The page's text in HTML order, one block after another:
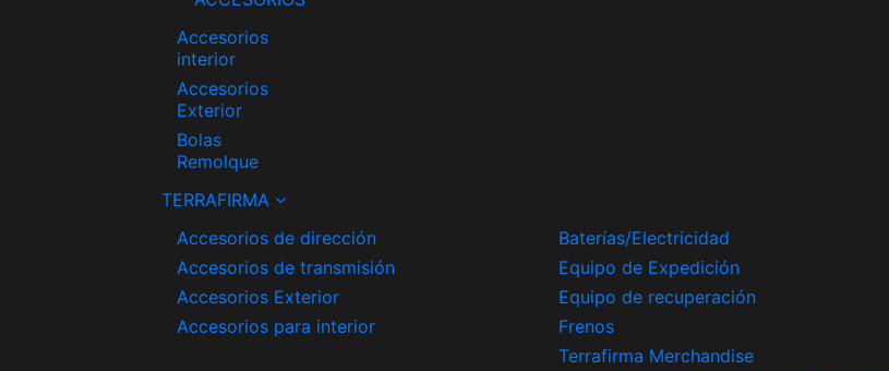
Accesorios
interior
Accesorios
Exterior
Bolas
Remolque
TERRAFIRMA
Accesorios de dirección
Accesorios de transmisión
Accesorios Exterior
Accesorios para interior
Baterías/Electricidad
Equipo de Expedición
Equipo de recuperación
Frenos
Terrafirma Merchandise